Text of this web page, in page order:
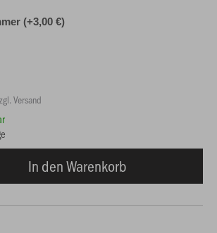
(+3,00 €)
Versand
In den Warenkorb